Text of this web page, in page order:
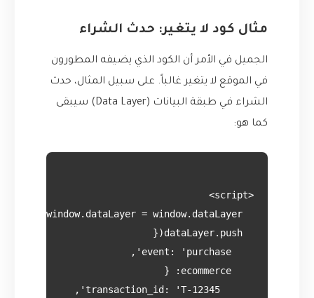
مثال كود لا يتغير: حدث الشراء
الجميل في الأمر أن الكود الذي يضيفه المطورون
في الموقع لا يتغير غالباً. على سبيل المثال، حدث
الشراء في طبقة البيانات (Data Layer) سيبقى
كما هو: